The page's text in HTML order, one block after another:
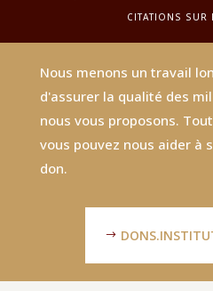
CITATIONS SUR
Nous menons un travail
d'assurer la qualité des
nous vous proposons.
vous pouvez nous aider à
don.